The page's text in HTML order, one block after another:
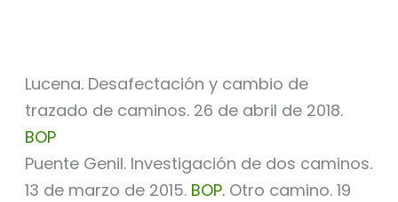
Lucena. Desafectación y cambio de
trazado de caminos. 26 de abril de 2018.
BOP
Puente Genil. Investigación de dos caminos.
13 de marzo de 2015. BOP. Otro camino. 19